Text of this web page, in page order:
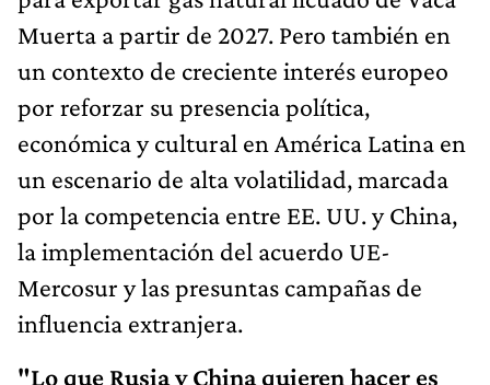
Muerta a partir de 2027. Pero también en
un contexto de creciente interés europeo
por reforzar su presencia política,
económica y cultural en América Latina en
un escenario de alta volatilidad, marcada
por la competencia entre EE. UU. y China,
la implementación del acuerdo UE-
Mercosur y las presuntas campañas de
influencia extranjera.
"Lo que Rusia y China quieren hacer es